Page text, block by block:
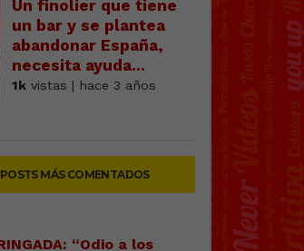
Un finolier que tiene
un bar y se plantea
abandonar España,
necesita ayuda...
1kvistas | hace 3 años
MÁS COMENTADOS
“Odio a los